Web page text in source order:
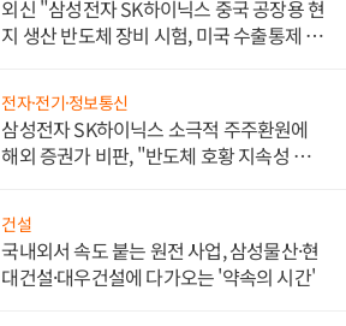
외신 "삼성전자 SK하이닉스 중국 공장용 현
지 생산 반도체 장비 시험, 미국 수출통제 대
전자·전기·정보통신
삼성전자 SK하이닉스 소극적 주주환원에
해외 증권가 비판, "반도체 호황 지속성 의
건설
국내외서 속도 붙는 원전 사업, 삼성물산·현
대건설·대우건설에 다가오는 '약속의 시간'